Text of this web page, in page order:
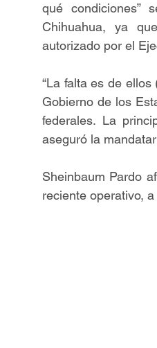
qué condiciones”
Chihuahua, ya
autorizado por el
“La falta es de
Gobierno de los
federales. La
aseguró la
Sheinbaum Pardo
reciente operativo,